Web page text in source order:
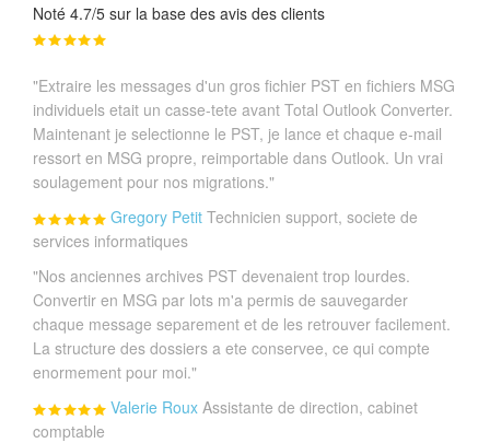
Noté 4.7/5 sur la base des avis des clients
"Extraire les messages d'un gros fichier PST en fichiers MSG
individuels etait un casse-tete avant Total Outlook Converter.
Maintenant je selectionne le PST, je lance et chaque e-mail
ressort en MSG propre, reimportable dans Outlook. Un vrai
soulagement pour nos migrations."
Gregory Petit Technicien support, societe de
services informatiques
"Nos anciennes archives PST devenaient trop lourdes.
Convertir en MSG par lots m'a permis de sauvegarder
chaque message separement et de les retrouver facilement.
La structure des dossiers a ete conservee, ce qui compte
enormement pour moi."
Valerie Roux Assistante de direction, cabinet
comptable